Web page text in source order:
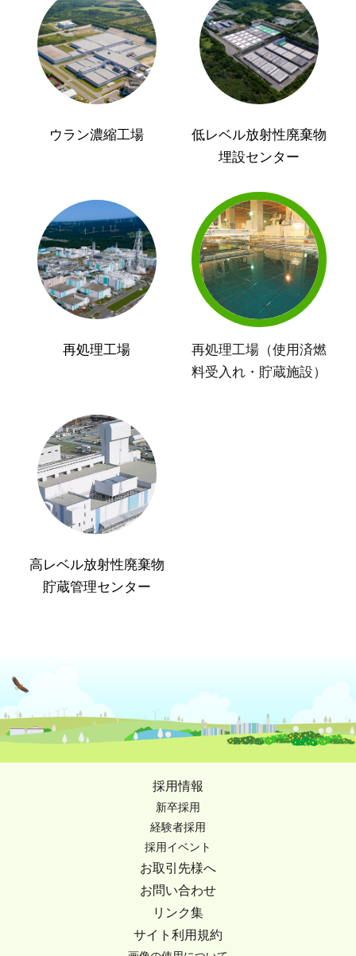
ウラン濃縮工場
低レベル放射性廃棄物
埋設センター
再処理工場
再処理工場（使用済燃
料受入れ・貯蔵施設）
高レベル放射性廃棄物
貯蔵管理センター
採用情報
新卒採用
経験者採用
採用イベント
お取引先様へ
お問い合わせ
リンク集
サイト利用規約